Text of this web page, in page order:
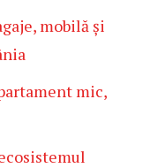
mobilă și
mic,